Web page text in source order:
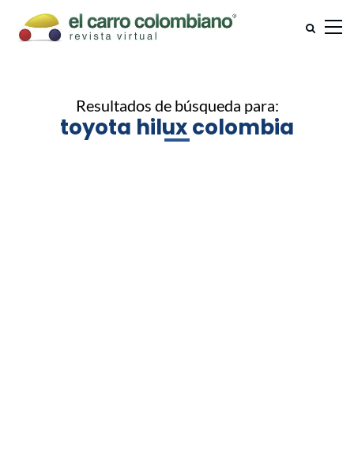
Resultados de búsqueda para:
toyota hilux colombia